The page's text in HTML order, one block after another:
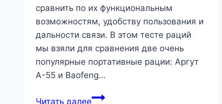
сравнить по их функциональным
возможностям, удобству пользования и
дальности связи. В этом тесте раций
мы взяли для сравнения две очень
популярные портативные рации: Аргут
А-55 и Baofeng…
Читать далееТест